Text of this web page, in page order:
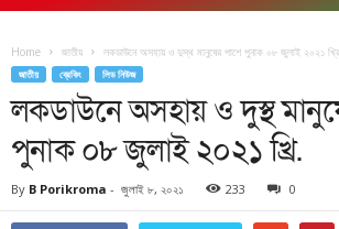
Home জাতীয় লকডাউনে অসহায় ও দুস্থ মানুষের পাশে পুনাক ০৮ জুলাই ২০২১ খ্রি.
জাতীয় ব্রেকিং লিড নিউজ
লকডাউনে অসহায় ও দুস্থ
পুনাক ০৮ জুলাই ২০২১ খ্রি.
By B Porikroma - জুলাই ৮, ২০২১ 233 0